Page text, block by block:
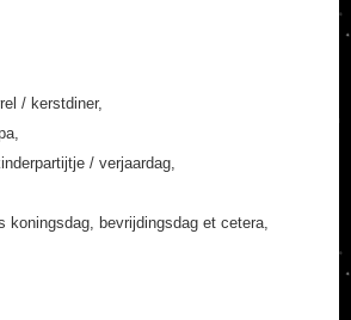
/ kerstdiner,
/ verjaardag,
koningsdag, bevrijdingsdag et cetera,